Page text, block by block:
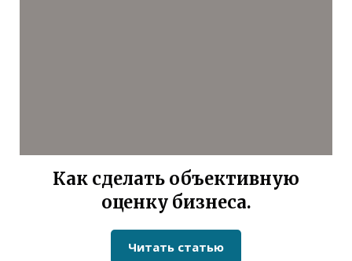
Как сделать объективную
оценку бизнеса.
Читать статью